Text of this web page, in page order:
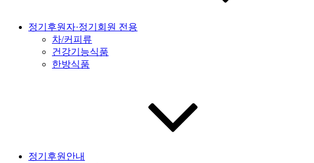
정기후원자·정기회원 전용
차/커피류
건강기능식품
한방식품
정기후원안내